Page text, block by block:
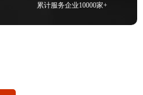
累计服务企业10000家+